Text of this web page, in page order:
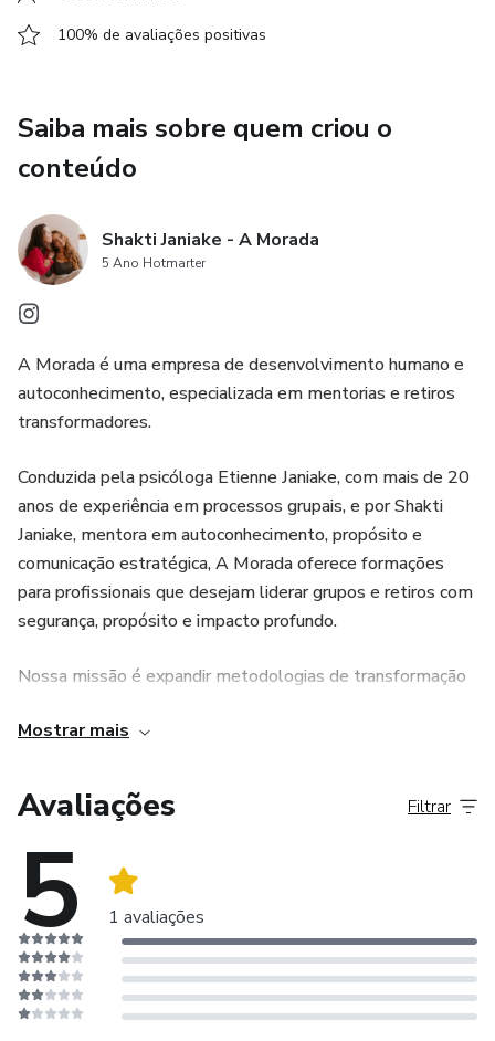
100% de avaliações positivas
Saiba mais sobre quem criou o
conteúdo
Shakti Janiake - A Morada
5 Ano Hotmarter
A Morada é uma empresa de desenvolvimento humano e
autoconhecimento, especializada em mentorias e retiros
transformadores.
Conduzida pela psicóloga Etienne Janiake, com mais de 20
anos de experiência em processos grupais, e por Shakti
Janiake, mentora em autoconhecimento, propósito e
comunicação estratégica, A Morada oferece formações
para profissionais que desejam liderar grupos e retiros com
segurança, propósito e impacto profundo.
Nossa missão é expandir metodologias de transformação
para quem conduz quanto para quem participa.
Mostrar mais
Avaliações
5 1 avaliações
Filtrar